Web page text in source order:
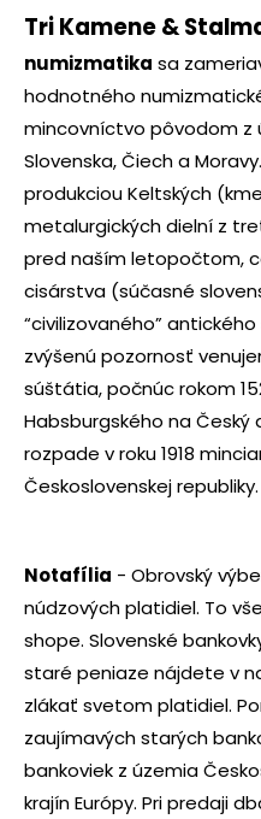
Tri Kamene &
numizmatika sa
hodnotného
mincovníctvo pôvodom z
Slovenska, Čiech a
produkciou Keltských
metalurgických dielní z
pred naším letopočtom,
cisárstva (súčasné
“civilizovaného”
zvýšenú pozornosť
súštátia, počnúc rokom
Habsburgského na Český
rozpade v roku 1918
Československej republiky.
Notafília - Obrovský
núdzových platidiel. To
shope. Slovenské
staré peniaze nájdete v
zlákať svetom platidiel.
zaujímavých starých
bankoviek z územia
krajín Európy. Pri predaji